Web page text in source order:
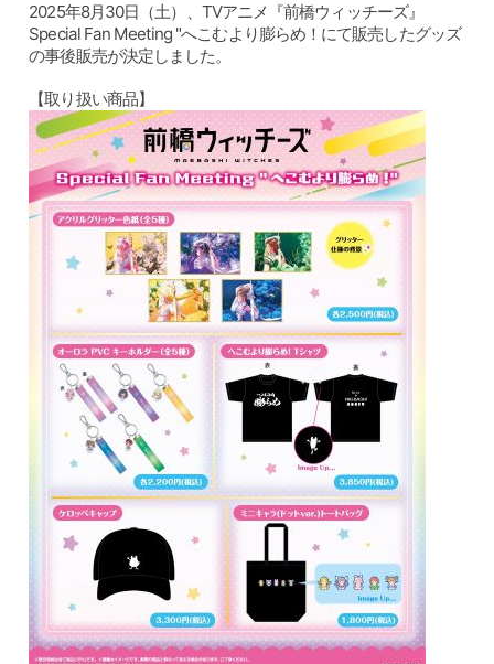
2025年8月30日（土）、TVアニメ『前橋ウィッチーズ』
Special Fan Meeting "へこむより膨らめ！にて販売したグッズ
の事後販売が決定しました。
【取り扱い商品】